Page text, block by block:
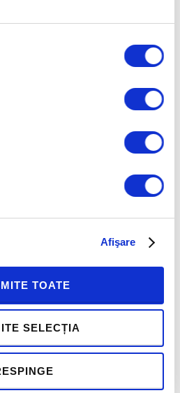
Afişare
TOATE
SELECȚIA
a studiat felul in care ar
pentru a fi performanta,
psihologice” pe
COO & Founding Partner
la eveniment prin
va permite sa